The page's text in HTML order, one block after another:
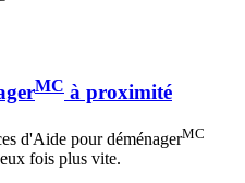
MC à proximité
d'Aide pour déménagerMC
fois plus vite.